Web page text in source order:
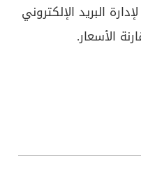
البريد الإلكتروني
الأسعار.